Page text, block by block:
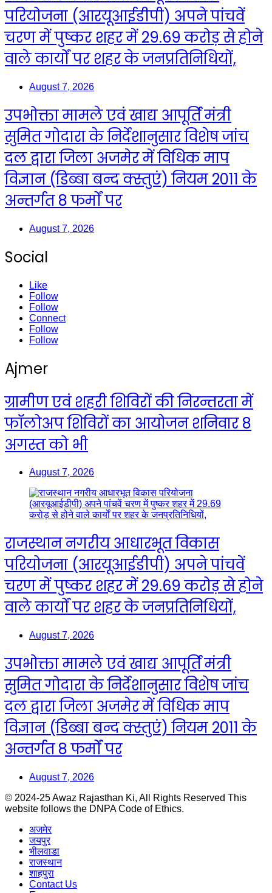
परियोजना (आरयूआईडीपी) अपने पांचवें
चरण में पुष्कर शहर में 29.69 करोड़ से होने
वाले कार्यों पर शहर के जनप्रतिनिधियों,
August 7, 2026
उपभोक्ता मामले एवं खाद्य आपूर्ति मंत्री
सुमित गोदारा के निर्देशानुसार विशेष जांच
दल द्वारा जिला अजमेर में विधिक माप
विज्ञान (डिब्बा बन्द क्स्तुएं) नियम 2011 के
अन्तर्गत 8 फर्मों पर
August 7, 2026
Social
Like
Follow
Follow
Connect
Follow
Follow
Ajmer
ग्रामीण एवं शहरी शिविरों की निरन्तरता में
फॉलोअप शिविरों का आयोजन शनिवार 8
अगस्त को भी
August 7, 2026
राजस्थान नगरीय आधारभूत विकास
परियोजना (आरयूआईडीपी) अपने पांचवें
चरण में पुष्कर शहर में 29.69 करोड़ से होने
वाले कार्यों पर शहर के जनप्रतिनिधियों,
August 7, 2026
उपभोक्ता मामले एवं खाद्य आपूर्ति मंत्री
सुमित गोदारा के निर्देशानुसार विशेष जांच
दल द्वारा जिला अजमेर में विधिक माप
विज्ञान (डिब्बा बन्द क्स्तुएं) नियम 2011 के
अन्तर्गत 8 फर्मों पर
August 7, 2026
© 2024-25 Awaz Rajasthan Ki, All Rights Reserved This
website follows the DNPA Code of Ethics.
अजमेर
जयपुर
भीलवाडा
राजस्थान
शाहपुरा
Contact Us